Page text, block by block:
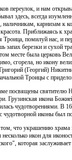
переулок, и нам
здесь, всегда
наличникам, карнизам к
Приближаясь к
помилуй нас, и
запах березки и сухой
месте была церковь
сгорела, но икону
(Георгий)
Троицы с
посвящены святителю
Грузинская икона
чудотворениями. В
чудотворной иконы был
том, что украшению
икон для
которая